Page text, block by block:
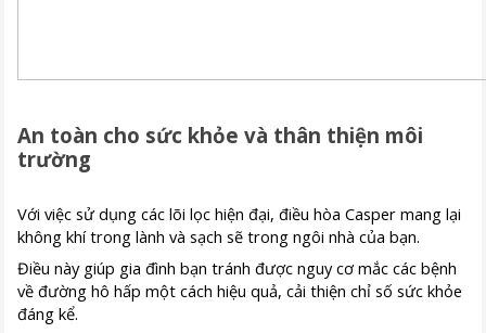
An toàn cho sức khỏe và thân thiện môi
trường
Với việc sử dụng các lõi lọc hiện đại, điều hòa Casper mang lại
không khí trong lành và sạch sẽ trong ngôi nhà của bạn.
Điều này giúp gia đình bạn tránh được nguy cơ mắc các bệnh
về đường hô hấp một cách hiệu quả, cải thiện chỉ số sức khỏe
đáng kể.